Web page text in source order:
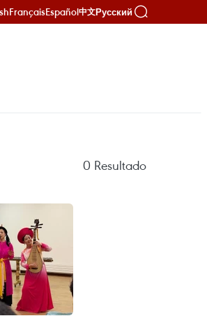
FrançaisEspañol中文Русский
0 Resultado